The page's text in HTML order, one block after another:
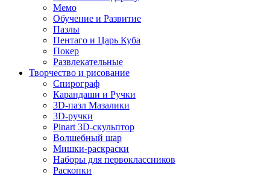
Мемо
Обучение и Развитие
Пазлы
Пентаго и Царь Куба
Покер
Развлекательные
Творчество и рисование
Спирограф
Карандаши и Ручки
3D-пазл Мазалики
3D-ручки
Pinart 3D-скульптор
Волшебный шар
Мишки-раскраски
Наборы для первоклассников
Раскопки